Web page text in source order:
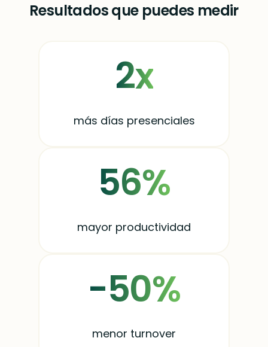
Resultados que puedes medir
2x
más días presenciales
56%
mayor productividad
-50%
menor turnover